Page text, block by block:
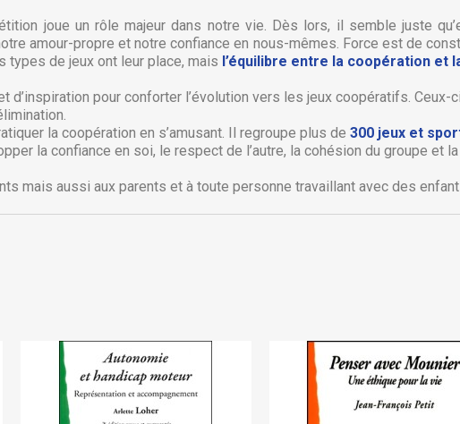
Créer une liste d'envies
Nom de la liste d'envies
Connexion
Vous devez être connecté pour ajouter des produits à votre liste
d'envies.
joue un rôle majeur dans notre vie. Dès lors, il semble juste
amour-propre et notre confiance en nous-mêmes. Force est de
types de jeux ont leur place, mais l’équilibre entre la coopération et
d’inspiration pour conforter l’évolution vers les jeux coopératifs.
la coopération en s’amusant. Il regroupe plus de 300 jeux et
la confiance en soi, le respect de l’autre, la cohésion du groupe et
mais aussi aux parents et à toute personne travaillant avec des